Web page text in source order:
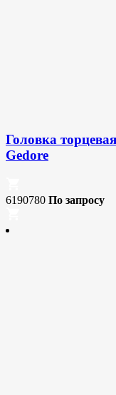
Головка
Gedore
6190780 По запросу